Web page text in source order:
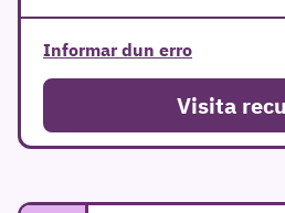
Informar dun erro
Visita